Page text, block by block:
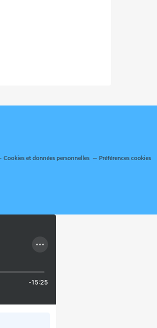
Cookies et données personnelles Préférences cookies
-15:25